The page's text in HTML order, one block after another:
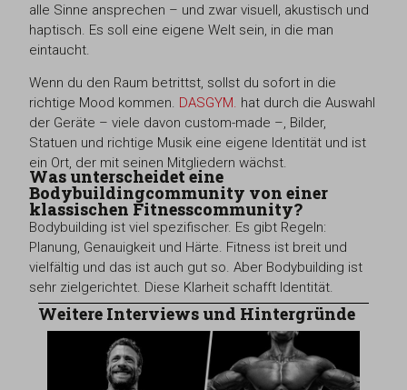
alle Sinne ansprechen – und zwar visuell, akustisch und
haptisch. Es soll eine eigene Welt sein, in die man
eintaucht.
Wenn du den Raum betrittst, sollst du sofort in die
richtige Mood kommen. DASGYM. hat durch die Auswahl
der Geräte – viele davon custom-made –, Bilder,
Statuen und richtige Musik eine eigene Identität und ist
ein Ort, der mit seinen Mitgliedern wächst.
Was unterscheidet eine
Bodybuildingcommunity von einer
klassischen Fitnesscommunity?
Bodybuilding ist viel spezifischer. Es gibt Regeln:
Planung, Genauigkeit und Härte. Fitness ist breit und
vielfältig und das ist auch gut so. Aber Bodybuilding ist
sehr zielgerichtet. Diese Klarheit schafft Identität.
Weitere Interviews und Hintergründe